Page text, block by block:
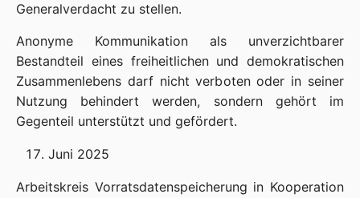
Generalverdacht zu stellen.
Anonyme Kommunikation als unverzichtbarer
Bestandteil eines freiheitlichen und demokratischen
Zusammenlebens darf nicht verboten oder in seiner
Nutzung behindert werden, sondern gehört im
Gegenteil unterstützt und gefördert.
Juni 2025
Arbeitskreis Vorratsdatenspeicherung in Kooperation